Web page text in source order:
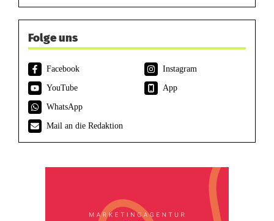
Folge uns
Facebook
Instagram
YouTube
App
WhatsApp
Mail an die Redaktion